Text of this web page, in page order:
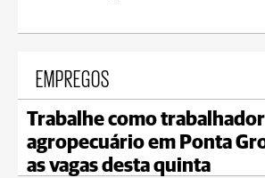
EMPREGOS
Trabalhe como trabalhador
agropecuário em Ponta
as vagas desta quinta